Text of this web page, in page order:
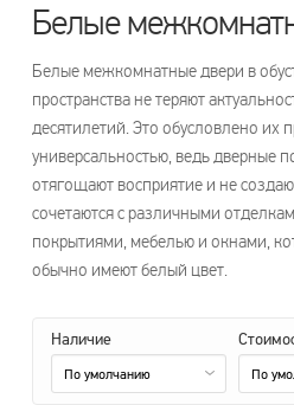
Белые
Белые межкомнатные двери в
пространства не теряют
десятилетий. Это обусловлено их
универсальностью, ведь дверные
отягощают восприятие и не
сочетаются с различными
покрытиями, мебелью и окнами,
обычно имеют белый цвет.
Наличие
По умолчанию По